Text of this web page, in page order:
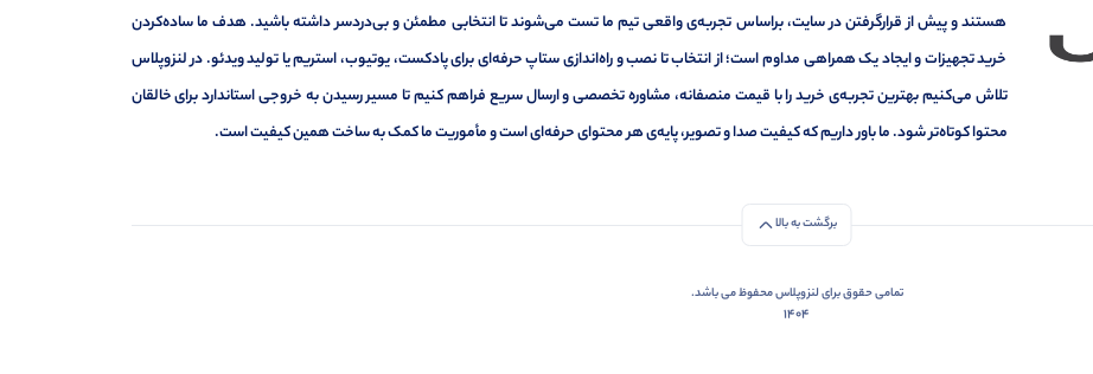
هستند و پیش از قرارگرفتن در سایت، براساس تجربه‌ی واقعی تیم ما تست می‌شوند تا انتخابی مطمئن و بی‌دردسر داشته باشید. هدف ما ساده‌کردن
خرید تجهیزات و ایجاد یک همراهی مداوم است؛ از انتخاب تا نصب و راه‌اندازی ستاپ حرفه‌ای برای پادکست، یوتیوب، استریم یا تولید ویدئو. در لنزوپلاس
تلاش می‌کنیم بهترین تجربه‌ی خرید را با قیمت منصفانه، مشاوره تخصصی و ارسال سریع فراهم کنیم تا مسیر رسیدن به خروجی استاندارد برای خالقان
محتوا کوتاه‌تر شود. ما باور داریم که کیفیت صدا و تصویر، پایه‌ی هر محتوای حرفه‌ای است و مأموریت ما کمک به ساخت همین کیفیت است.
برگشت به بالا
تمامی حقوق برای لنزوپلاس محفوظ می باشد.
1404